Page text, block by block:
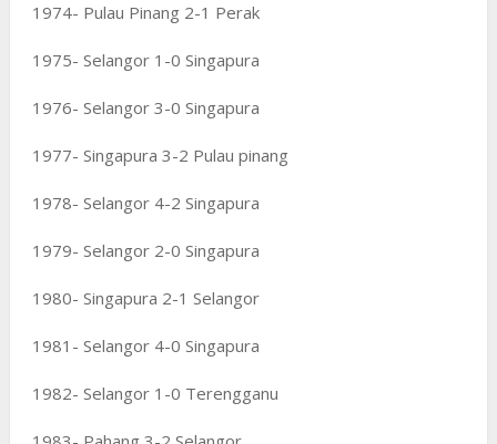
1974- Pulau Pinang 2-1 Perak
1975- Selangor 1-0 Singapura
1976- Selangor 3-0 Singapura
1977- Singapura 3-2 Pulau pinang
1978- Selangor 4-2 Singapura
1979- Selangor 2-0 Singapura
1980- Singapura 2-1 Selangor
1981- Selangor 4-0 Singapura
1982- Selangor 1-0 Terengganu